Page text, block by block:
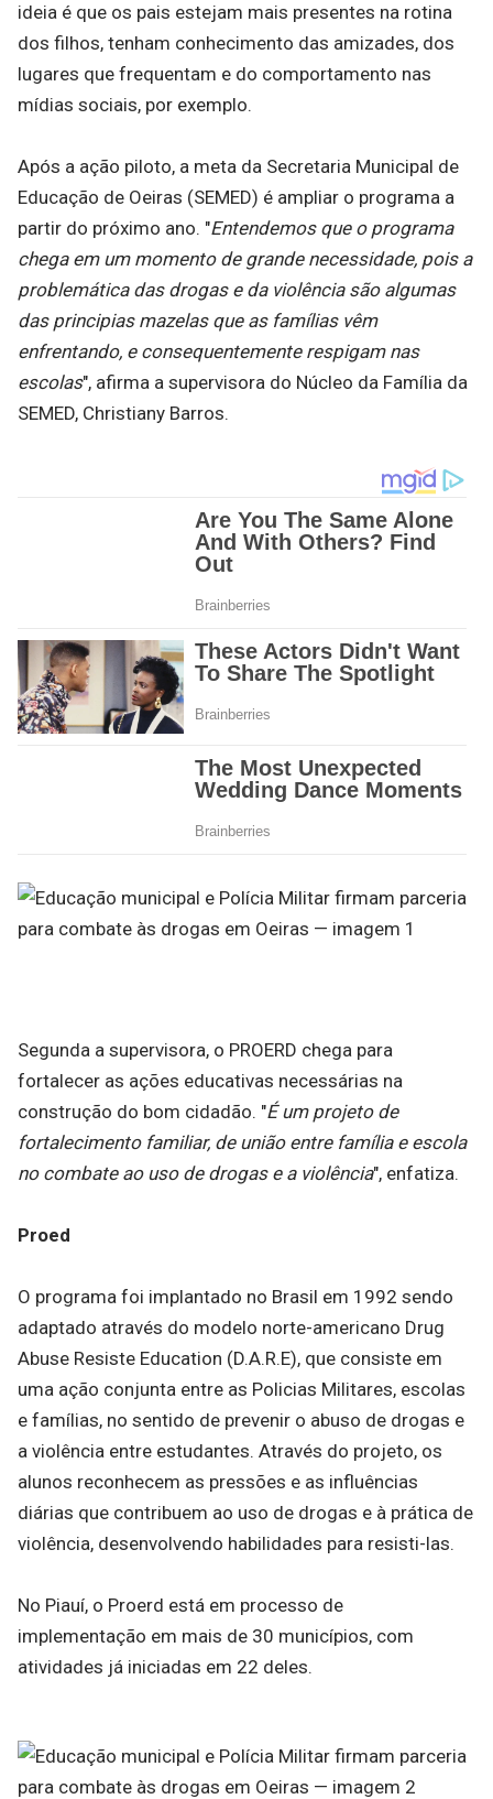
ideia é que os pais estejam mais presentes na rotina
dos filhos, tenham conhecimento das amizades, dos
lugares que frequentam e do comportamento nas
mídias sociais, por exemplo.
Após a ação piloto, a meta da Secretaria Municipal de
Educação de Oeiras (SEMED) é ampliar o programa a
partir do próximo ano. "Entendemos que o programa
chega em um momento de grande necessidade, pois a
problemática das drogas e da violência são algumas
das principias mazelas que as famílias vêm
enfrentando, e consequentemente respigam nas
escolas", afirma a supervisora do Núcleo da Família da
SEMED, Christiany Barros.
Segunda a supervisora, o PROERD chega para
fortalecer as ações educativas necessárias na
construção do bom cidadão. "É um projeto de
fortalecimento familiar, de união entre família e escola
no combate ao uso de drogas e a violência", enfatiza.
Proed
O programa foi implantado no Brasil em 1992 sendo
adaptado através do modelo norte-americano Drug
Abuse Resiste Education (D.A.R.E), que consiste em
uma ação conjunta entre as Policias Militares, escolas
e famílias, no sentido de prevenir o abuso de drogas e
a violência entre estudantes. Através do projeto, os
alunos reconhecem as pressões e as influências
diárias que contribuem ao uso de drogas e à prática de
violência, desenvolvendo habilidades para resisti-las.
No Piauí, o Proerd está em processo de
implementação em mais de 30 municípios, com
atividades já iniciadas em 22 deles.